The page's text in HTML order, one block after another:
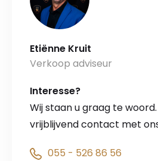
Etiënne Kruit
Verkoop adviseur
Interesse?
Wij staan u graag te
vrijblijvend contact met
055 - 526 86 56